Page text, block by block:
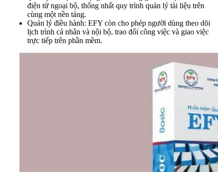
điện tử ngoại bộ, thống nhất quy trình quản lý tài liệu trên
cùng một nền tảng.
Quản lý điều hành: EFY còn cho phép người dùng theo dõi
lịch trình cá nhân và nội bộ, trao đổi công việc và giao việc
trực tiếp trên phần mềm.